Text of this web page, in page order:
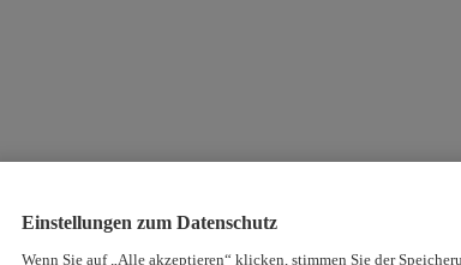
Einstellungen zum Datenschutz
Wenn Sie auf „Alle akzeptieren“ klicken, stimmen Sie der